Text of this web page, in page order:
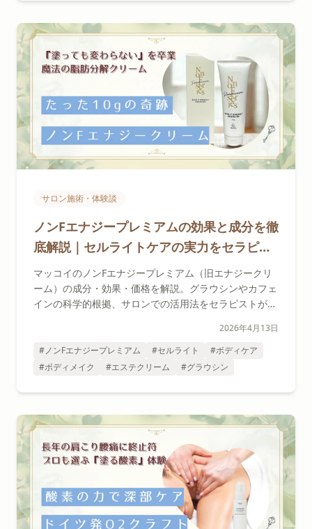
サロン施術・体験談
ノンFエナジープレミアムの効果と成分を徹
底解説｜セルライトケアの実力をセラピス
トが検証
マッコイのノンFエナジープレミアム（旧エナジークリ
ーム）の成分・効果・価格を解説。グラウシンやカフェ
インの科学的根拠、サロンでの活用法をセラピストが紹
2026年4月13日
#ノンFエナジープレミアム
#セルライト
#ボディケア
#ボディメイク
#エステクリーム #グラウシン